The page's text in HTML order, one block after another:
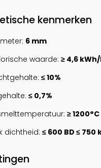
kenmerken
6 mm
waarde: ≥ 4,6
≤ 10%
≤ 0,7%
≥ 1200°C
dichtheid: ≤ 600 BD ≤ 750